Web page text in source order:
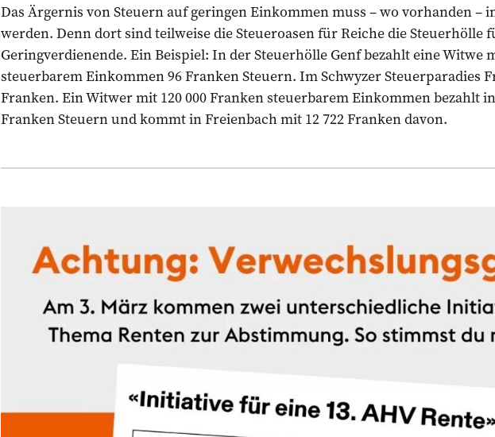
Das Ärgernis von Steuern auf geringen Einkommen muss – wo vorhanden –
werden. Denn dort sind teilweise die Steueroasen für Reiche die Steuerhölle
Geringverdienende. Ein Beispiel: In der Steuerhölle Genf bezahlt eine Witwe
steuerbarem Einkommen 96 Franken Steuern. Im Schwyzer Steuerparadies
Franken. Ein Witwer mit 120 000 Franken steuerbarem Einkommen bezahlt
Franken Steuern und kommt in Freienbach mit 12 722 Franken davon.